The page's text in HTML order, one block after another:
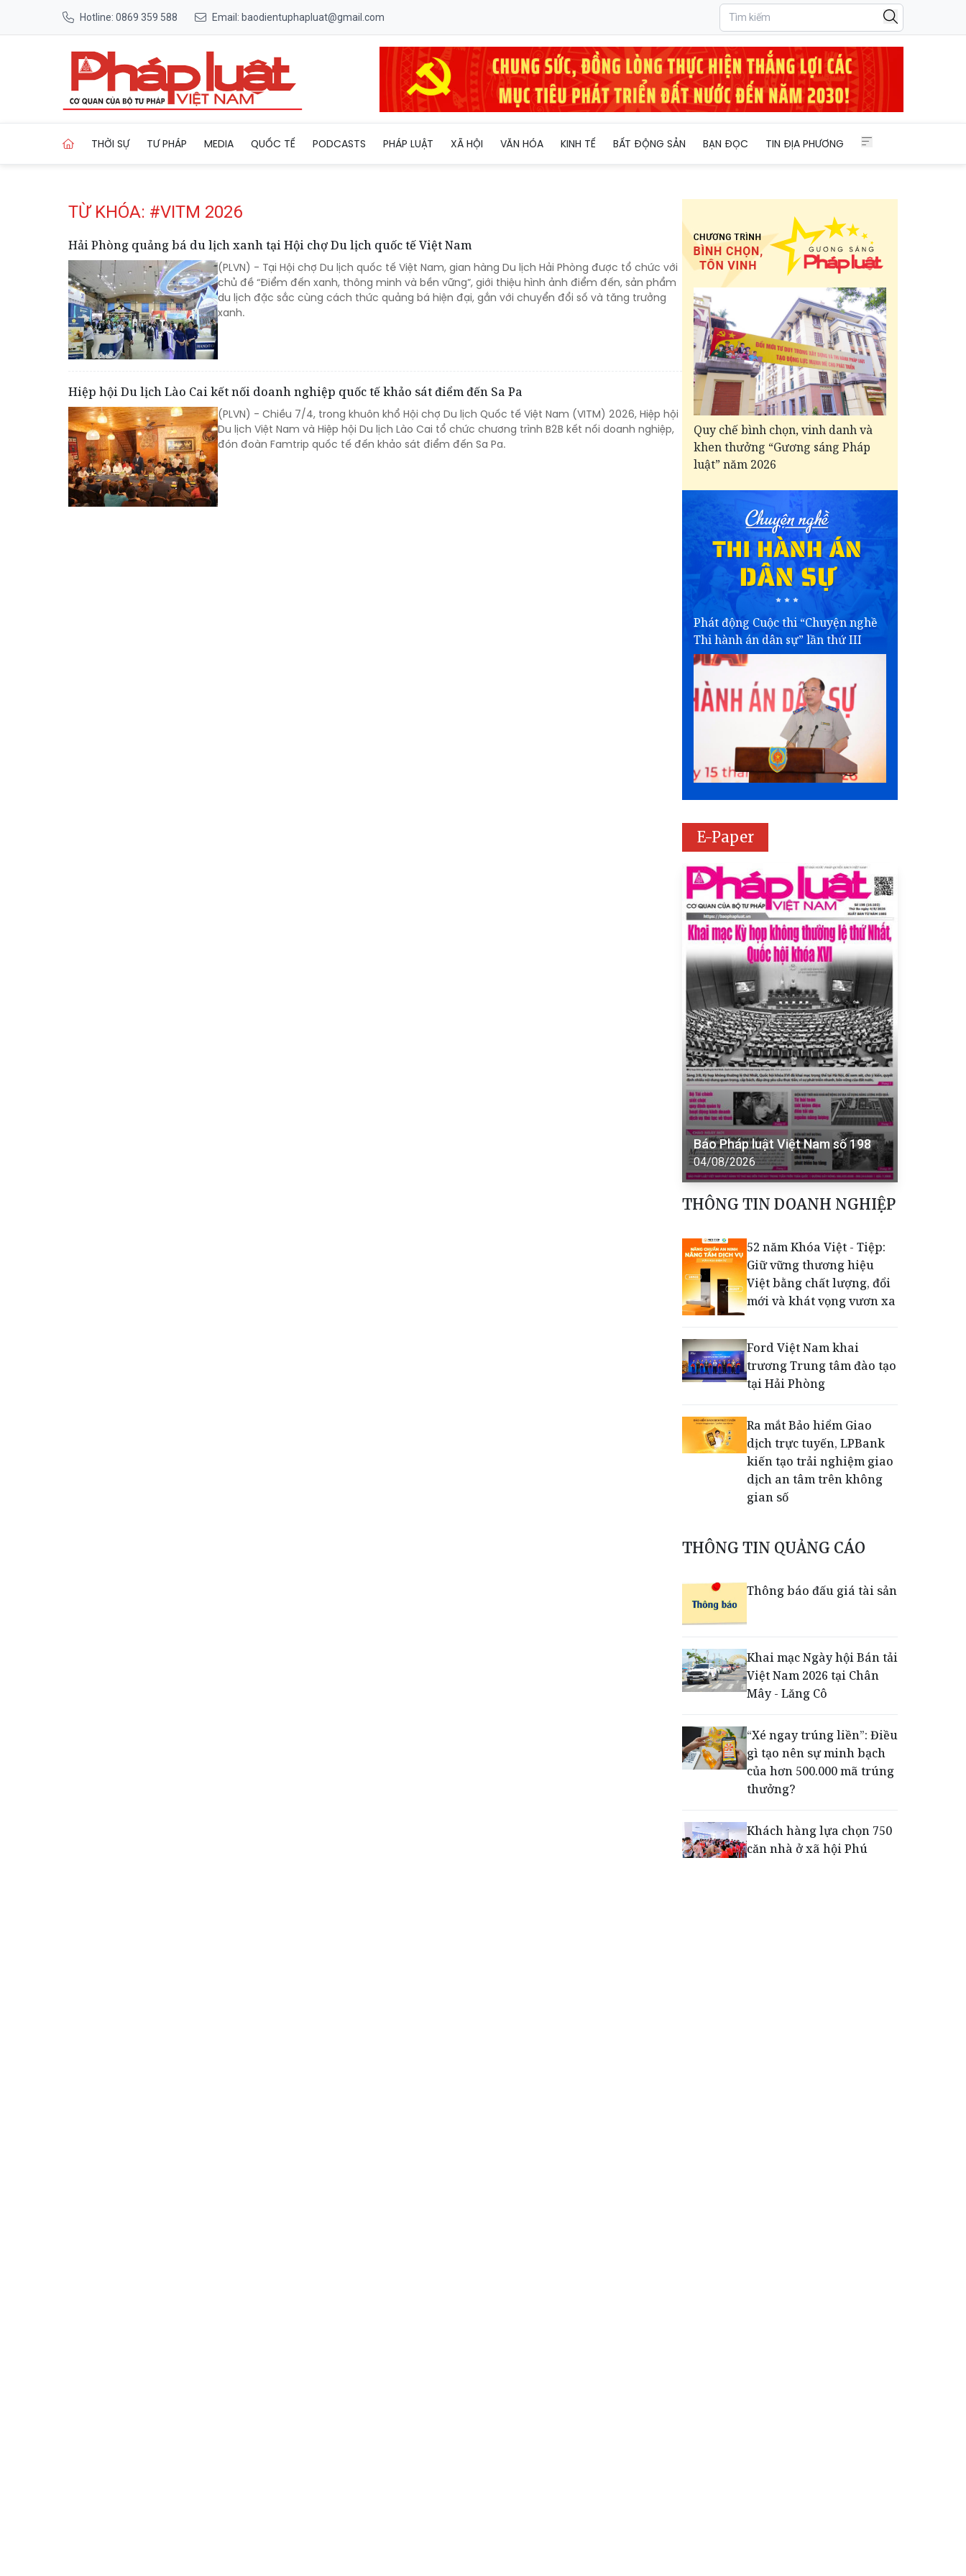
Hotline: 0869 359 588 Email: baodientuphapluat@gmail.com
THỜI SỰ TƯ PHÁP MEDIA QUỐC TẾ PODCASTS PHÁP LUẬT XÃ HỘI VĂN HÓA KINH TẾ BẤT ĐỘNG SẢN BẠN ĐỌC TIN ĐỊA PHƯƠNG
TỪ KHÓA: #VITM 2026
Hải Phòng quảng bá du lịch xanh tại Hội chợ Du lịch quốc tế Việt Nam
(PLVN) - Tại Hội chợ Du lịch quốc tế Việt Nam, gian hàng Du lịch Hải Phòng được tổ chức với
chủ đề “Điểm đến xanh, thông minh và bền vững”, giới thiệu hình ảnh điểm đến, sản phẩm
du lịch đặc sắc cùng cách thức quảng bá hiện đại, gắn với chuyển đổi số và tăng trưởng
xanh.
Hiệp hội Du lịch Lào Cai kết nối doanh nghiệp quốc tế khảo sát điểm đến Sa Pa
(PLVN) - Chiều 7/4, trong khuôn khổ Hội chợ Du lịch Quốc tế Việt Nam (VITM) 2026, Hiệp hội
Du lịch Việt Nam và Hiệp hội Du lịch Lào Cai tổ chức chương trình B2B kết nối doanh nghiệp,
đón đoàn Famtrip quốc tế đến khảo sát điểm đến Sa Pa.
Quy chế bình chọn, vinh danh và
khen thưởng “Gương sáng Pháp
luật” năm 2026
Phát động Cuộc thi “Chuyện nghề
Thi hành án dân sự” lần thứ III
E-Paper
Báo Pháp luật Việt Nam số 198
04/08/2026
THÔNG TIN DOANH NGHIỆP
52 năm Khóa Việt - Tiệp:
Giữ vững thương hiệu
Việt bằng chất lượng, đổi
mới và khát vọng vươn xa
Ford Việt Nam khai
trương Trung tâm đào tạo
tại Hải Phòng
Ra mắt Bảo hiểm Giao
dịch trực tuyến, LPBank
kiến tạo trải nghiệm giao
dịch an tâm trên không
gian số
Dấu mốc khẳng định năng
lực vận hành và thích ứng
toán thưởng vượt kế
hoạch
lập nghiệp của người trẻ
toàn cầu
THÔNG TIN QUẢNG CÁO
Thông báo đấu giá tài sản
Khai mạc Ngày hội Bán tải
Việt Nam 2026 tại Chân
Mây - Lăng Cô
“Xé ngay trúng liền”: Điều
gì tạo nên sự minh bạch
của hơn 500.000 mã trúng
thưởng?
Khách hàng lựa chọn 750
căn nhà ở xã hội Phú